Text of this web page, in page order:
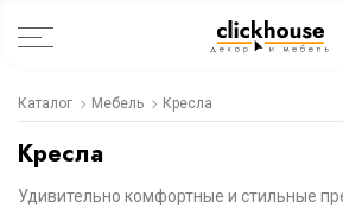
Каталог Мебель Кресла
Кресла
Удивительно комфортные и стильные